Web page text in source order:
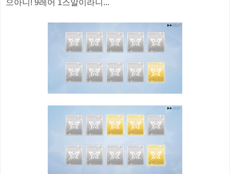
으아니! 9레어 1스알이라니...